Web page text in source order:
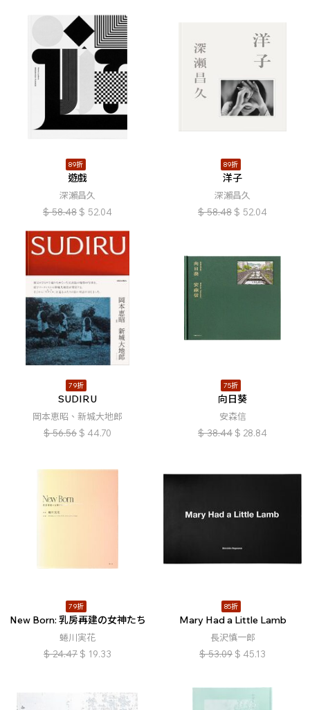
89折
遊戲
深瀨昌久
$ 58.48 $ 52.04
89折
洋子
深瀨昌久
$ 58.48 $ 52.04
79折
SUDIRU
岡本恵昭、新城大地郎
$ 56.56 $ 44.70
75折
向日葵
安森信
$ 38.44 $ 28.84
79折
New Born: 乳房再建の女神たち
蜷川実花
$ 24.47 $ 19.33
85折
Mary Had a Little Lamb
長沢慎一郎
$ 53.09 $ 45.13